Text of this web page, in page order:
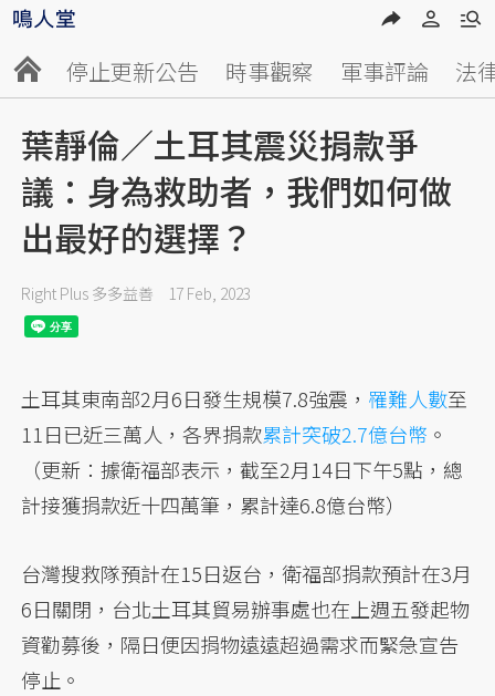
停止更新公告 時事觀察 軍事評論 法
葉靜倫／土耳其震災捐款爭
議：身為救助者，我們如何做
出最好的選擇？
Right Plus 多多益善 17 Feb, 2023
土耳其東南部2月6日發生規模7.8強震， 罹難人數至
11日已近三萬人，各界捐款累計突破2.7億台幣 。
（更新：據衛福部表示，截至2月14日下午5點，總
計接獲捐款近十四萬筆，累計達6.8億台幣）
台灣搜救隊預計在15日返台，衛福部捐款預計在3月
6日關閉，台北土耳其貿易辦事處也在上週五發起物
資勸募後，隔日便因捐物遠遠超過需求而緊急宣告
停止。